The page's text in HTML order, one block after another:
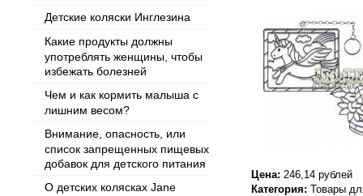
Детские коляски Инглезина
Какие продукты должны
употреблять женщины, чтобы
избежать болезней
Чем и как кормить малыша с
лишним весом?
Внимание, опасность, или
список запрещенных пищевых
добавок для детского питания
О детских колясках Jane
Цена: 246,14 рублей
Категория: Товары